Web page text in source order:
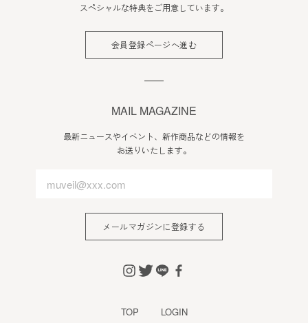
スペシャルな特典をご用意しています。
会員登録ページへ進む
MAIL MAGAZINE
最新ニュースやイベント、新作商品などの情報を
お送りいたします。
メールマガジンに登録する
TOP LOGIN